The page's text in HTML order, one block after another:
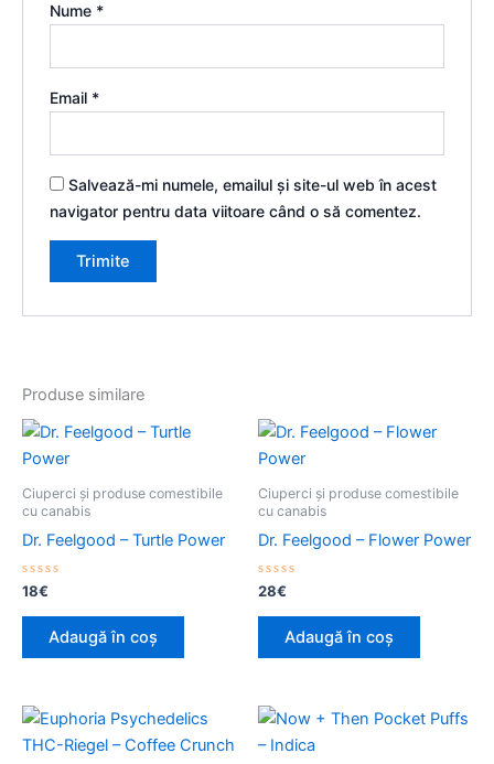
Nume *
Email *
Salvează-mi numele, emailul și site-ul web în acest
navigator pentru data viitoare când o să comentez.
Produse similare
Ciuperci și produse comestibile
cu canabis
Dr. Feelgood – Turtle Power
Evaluat
la
0
18€
Adaugă în coș
Ciuperci și produse comestibile
cu canabis
Dr. Feelgood – Flower Power
Evaluat
la
0
28€
Adaugă în coș